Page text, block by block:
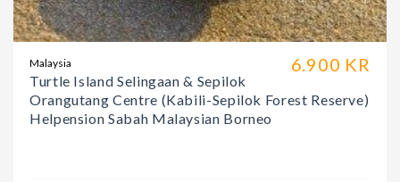
6.900 KR
Malaysia
Turtle Island Selingaan & Sepilok
Orangutang Centre (Kabili-Sepilok Forest Reserve)
Helpension Sabah Malaysian Borneo